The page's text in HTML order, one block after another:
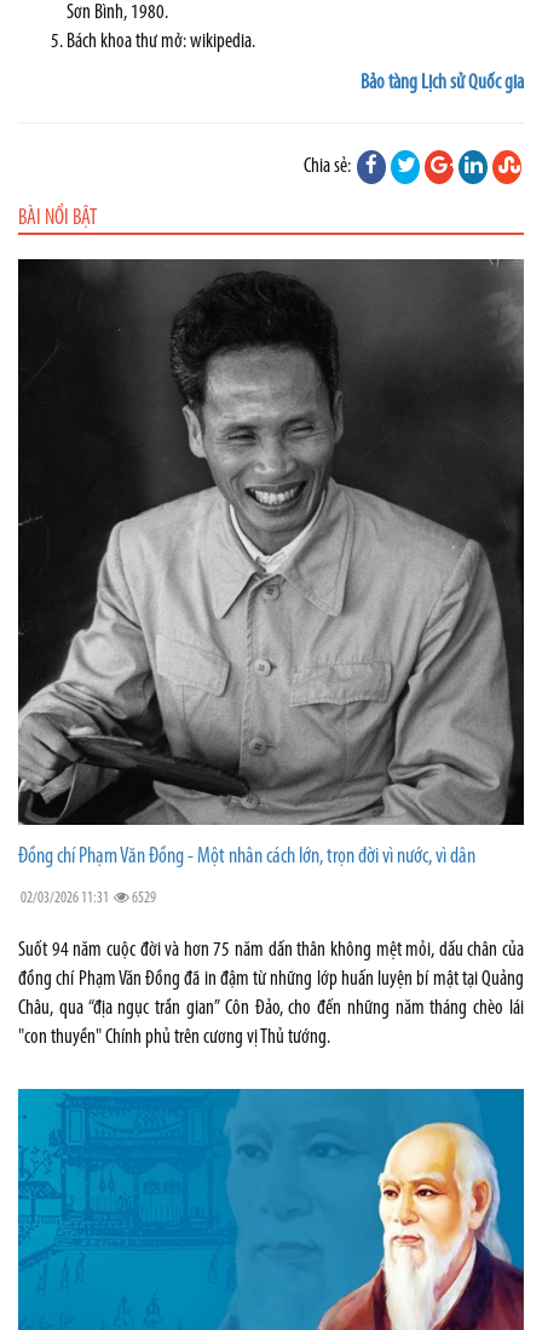
Sơn Bình, 1980.
Bách khoa thư mở: wikipedia.
Bảo tàng Lịch sử Quốc gia
Chia sẻ:
BÀI NỔI BẬT
Đồng chí Phạm Văn Đồng - Một nhân cách lớn, trọn đời vì nước, vì dân
02/03/2026 11:31 6529
Suốt 94 năm cuộc đời và hơn 75 năm dấn thân không mệt mỏi, dấu chân của
đồng chí Phạm Văn Đồng đã in đậm từ những lớp huấn luyện bí mật tại Quảng
Châu, qua “địa ngục trần gian” Côn Đảo, cho đến những năm tháng chèo lái
"con thuyền" Chính phủ trên cương vị Thủ tướng.